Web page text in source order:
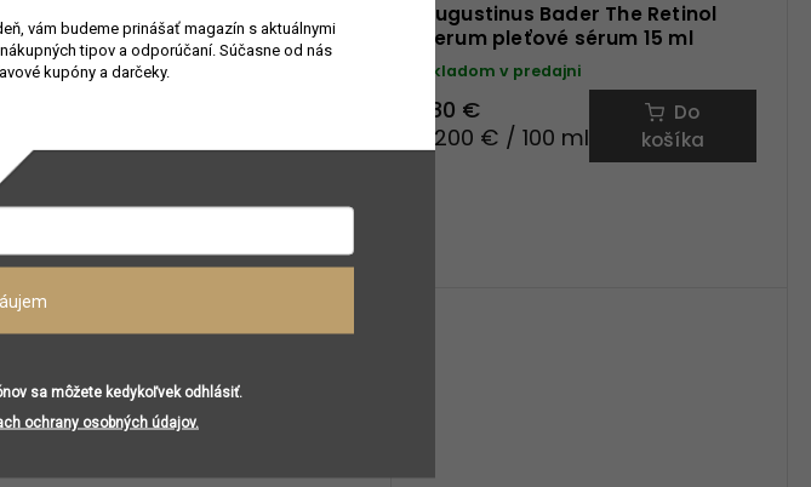
Augustinus Bader The Hydrogel
Face Mask pleťová maska
(single-pack)
Očakávame do 2 týždňov
revitalizuje a rozjasnuje pleť • hĺbkovo
Augustinus Bader The Retinol
Serum pleťové sérum 15 ml
Skladom v predajni
180 €
1 200 € / 100 ml
Do
košíka
vám budeme prinášať magazín s aktuálnymi
tipov a odporúčaní. Súčasne od nás
kupóny a darčeky.
sa môžete kedykoľvek odhlásiť.
ochrany osobných údajov.